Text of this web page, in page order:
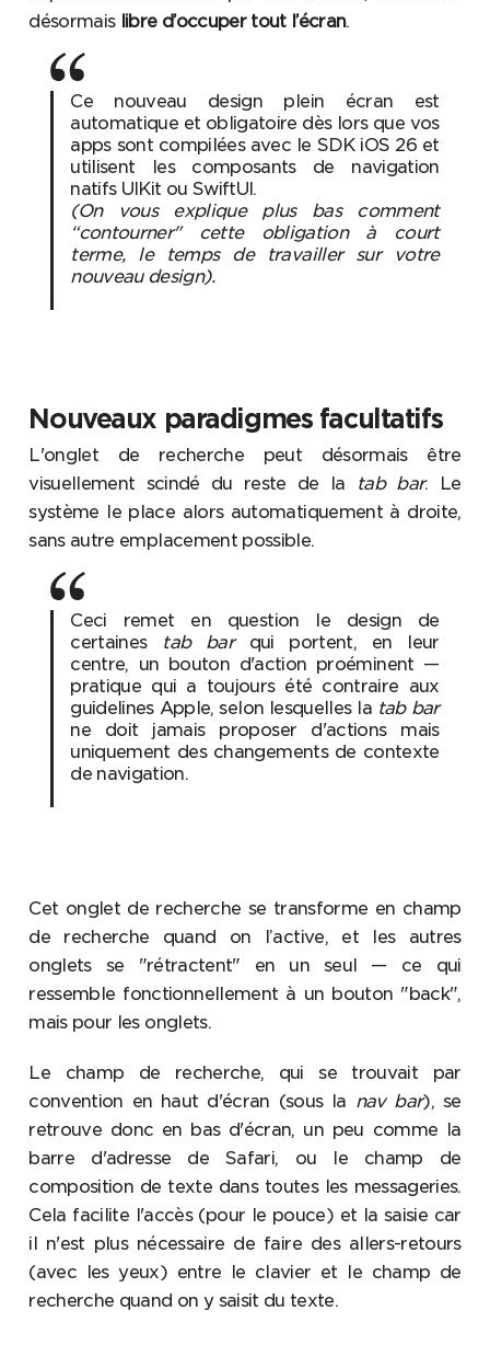
désormais libre d’occuper tout l’écran.
Ce nouveau design plein écran est
automatique et obligatoire dès lors que vos
apps sont compilées avec le SDK iOS 26 et
utilisent les composants de navigation
natifs UIKit ou SwiftUI.
(On vous explique plus bas comment
“contourner" cette obligation à court
terme, le temps de travailler sur votre
nouveau design).
Nouveaux paradigmes facultatifs
L'onglet de recherche peut désormais être
visuellement scindé du reste de la
tab bar. Le
système le place alors automatiquement à droite,
sans autre emplacement possible.
Ceci remet en question le design de
certaines tab barqui portent, en leur
centre, un bouton d'action proéminent —
pratique qui a toujours été contraire aux
guidelines Apple, selon lesquelles la tab bar
ne doit jamais proposer d'actions mais
uniquement des changements de contexte
de navigation.
Cet onglet de recherche se transforme en champ
de recherche quand on l’active, et les autres
onglets se "rétractent" en un seul — ce qui
ressemble fonctionnellement à un bouton "back",
mais pour les onglets.
Le champ de recherche, qui se trouvait par
convention en haut d'écran (sous la nav bar), se
retrouve donc en bas d'écran, un peu comme la
barre d'adresse de Safari, ou le champ de
composition de texte dans toutes les messageries.
Cela facilite l'accès (pour le pouce) et la saisie car
il n'est plus nécessaire de faire des allers-retours
(avec les yeux) entre le clavier et le champ de
recherche quand on y saisit du texte.